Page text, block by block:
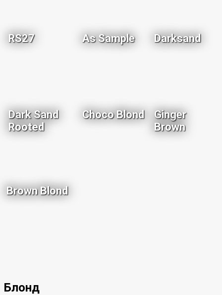
RS27 As Sample Darksand
Dark Sand
Rooted
Choco Blond
Ginger
Brown
Brown Blond
Блонд